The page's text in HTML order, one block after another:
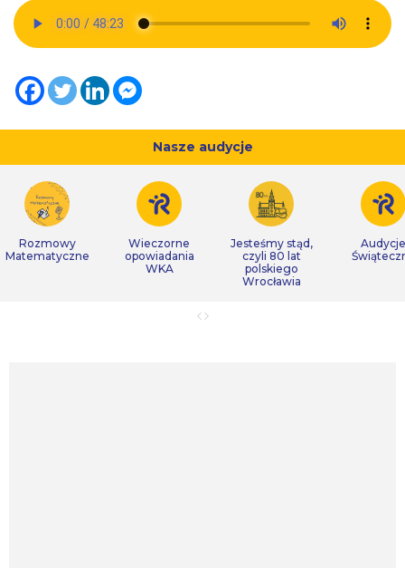
Nasze audycje
Rozmowy
Matematyczne
Wieczorne
opowiadania
WKA
Jesteśmy stąd,
czyli 80 lat
polskiego
Wrocławia
Audycje